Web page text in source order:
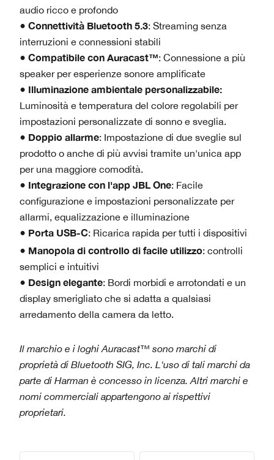
audio ricco e profondo
● Connettività Bluetooth 5.3: Streaming senza
interruzioni e connessioni stabili
● Compatibile con Auracast™: Connessione a più
speaker per esperienze sonore amplificate
● Illuminazione ambientale personalizzabile:
Luminosità e temperatura del colore regolabili per
impostazioni personalizzate di sonno e sveglia.
● Doppio allarme: Impostazione di due sveglie sul
prodotto o anche di più avvisi tramite un'unica app
per una maggiore comodità.
● Integrazione con l'app JBL One: Facile
configurazione e impostazioni personalizzate per
allarmi, equalizzazione e illuminazione
● Porta USB-C: Ricarica rapida per tutti i dispositivi
● Manopola di controllo di facile utilizzo: controlli
semplici e intuitivi
● Design elegante: Bordi morbidi e arrotondati e un
display smerigliato che si adatta a qualsiasi
arredamento della camera da letto.
Il marchio e i loghi Auracast™ sono marchi di
proprietà di Bluetooth SIG, Inc. L'uso di tali marchi da
parte di Harman è concesso in licenza. Altri marchi e
nomi commerciali appartengono ai rispettivi
proprietari.